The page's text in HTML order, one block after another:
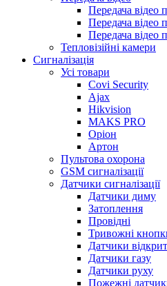
Передача відео
Передача відео
Передача відео
Тепловізійні камери
Cигналізація
Усі товари
Covi Security
Ajax
Hikvision
MAKS PRO
Оріон
Артон
Пультова охорона
GSM сигналізації
Датчики сигналізації
Датчики диму
Затоплення
Провідні
Тривожні
Датчики
Датчики газу
Датчики руху
Пожежні